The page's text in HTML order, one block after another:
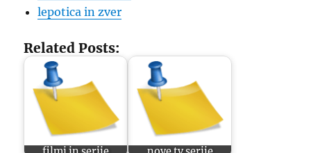
lepotica in zver
Related Posts: